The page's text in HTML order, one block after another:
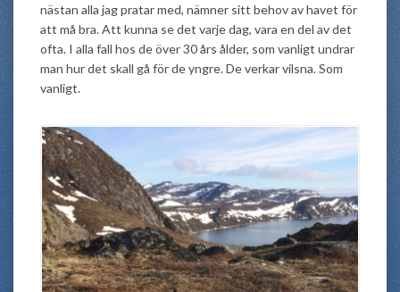
nästan alla jag pratar med, nämner sitt behov av havet för
att må bra. Att kunna se det varje dag, vara en del av det
ofta. I alla fall hos de över 30 års ålder, som vanligt undrar
man hur det skall gå för de yngre. De verkar vilsna. Som
vanligt.